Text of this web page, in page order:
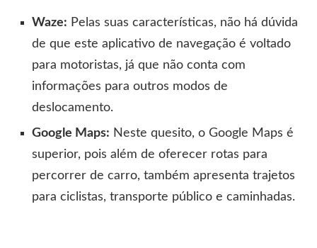
Waze: Pelas suas características, não há dúvida
de que este aplicativo de navegação é voltado
para motoristas, já que não conta com
informações para outros modos de
deslocamento.
Google Maps: Neste quesito, o Google Maps é
superior, pois além de oferecer rotas para
percorrer de carro, também apresenta trajetos
para ciclistas, transporte público e caminhadas.